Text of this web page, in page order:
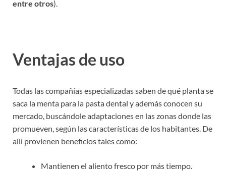
entre otros).
Ventajas de uso
Todas las compañías especializadas saben de qué planta se
saca la menta para la pasta dental y además conocen su
mercado, buscándole adaptaciones en las zonas donde las
promueven, según las características de los habitantes. De
allí provienen beneficios tales como:
Mantienen el aliento fresco por más tiempo.